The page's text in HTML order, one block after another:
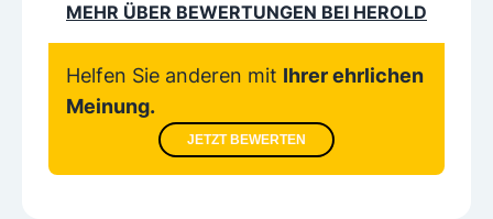
MEHR ÜBER BEWERTUNGEN BEI HEROLD
Helfen Sie anderen mit Ihrer ehrlichen
Meinung.
JETZT BEWERTEN